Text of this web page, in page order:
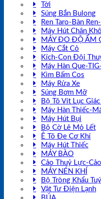
Tời
Súng Bắn Bulong
Ren Taro-Bàn
Máy Hút Chân
MÁY ĐO ĐỘ ẨM
Máy Cắt Cỏ
Kích-Con Đội
Máy Hàn Que-
Kìm Bấm Cos
Máy Rửa Xe
Súng Bơm Mỡ
Bộ Tô Vít Lục Giác
Máy Hàn Thiếc-
Máy Hút Bụi
Bộ Cờ Lê Mỏ Lết
Ê Tô Đe Cơ Khí
Máy Hút Thiếc
MÁY BÀO
Cảo Thuỷ Lực-
MÁY NÉN KHÍ
Bộ Tròng Khẩu
Vật Tư Điện Lạnh